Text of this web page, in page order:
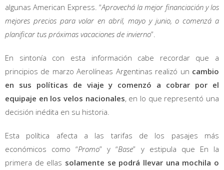
algunas American Express. “Aprovechá la mejor financiación y los
mejores precios para volar en abril, mayo y junio, o comenzá a
planificar tus próximas vacaciones de invierno”.
En sintonía con esta información cabe recordar que a
principios de marzo Aerolíneas Argentinas realizó un cambio
en sus políticas de viaje y comenzó a cobrar por el
equipaje en los velos nacionales, en lo que representó una
decisión inédita en su historia.
Esta política afecta a las tarifas de los pasajes más
económicos como “Promo” y “Base” y estipula que En la
primera de ellas solamente se podrá llevar una mochila o